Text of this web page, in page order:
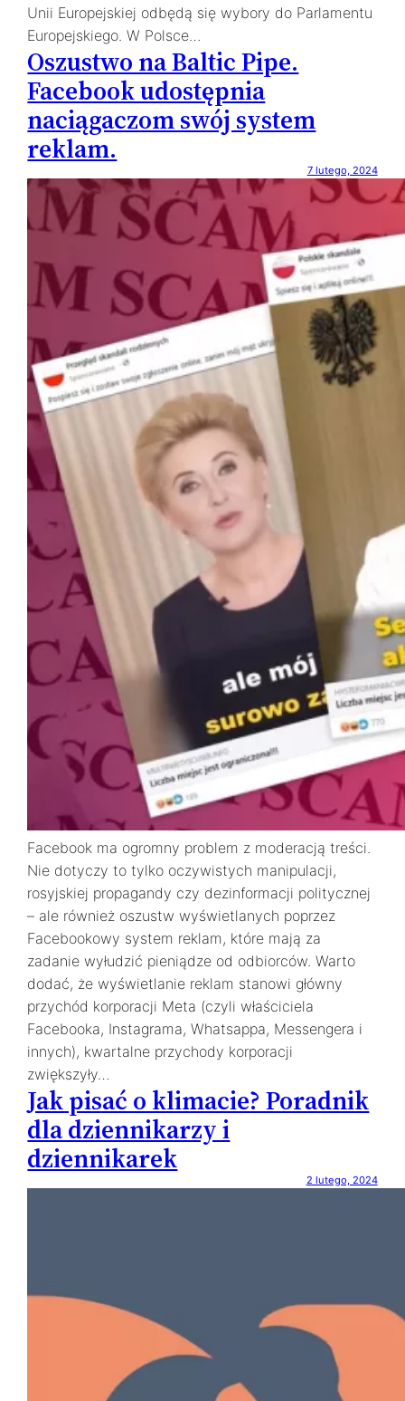
Unii Europejskiej odbędą się wybory do Parlamentu
Europejskiego. W Polsce…
Oszustwo na Baltic Pipe.
Facebook udostępnia
naciągaczom swój system
reklam.
7 lutego, 2024
Facebook ma ogromny problem z moderacją treści.
Nie dotyczy to tylko oczywistych manipulacji,
rosyjskiej propagandy czy dezinformacji politycznej
– ale również oszustw wyświetlanych poprzez
Facebookowy system reklam, które mają za
zadanie wyłudzić pieniądze od odbiorców. Warto
dodać, że wyświetlanie reklam stanowi główny
przychód korporacji Meta (czyli właściciela
Facebooka, Instagrama, Whatsappa, Messengera i
innych), kwartalne przychody korporacji
zwiększyły…
Jak pisać o klimacie? Poradnik
dla dziennikarzy i
dziennikarek
2 lutego, 2024